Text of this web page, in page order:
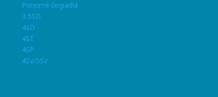
Ponorné čerpadlá
3,5SD
4SD
4ST
4SP
4SV/5SV